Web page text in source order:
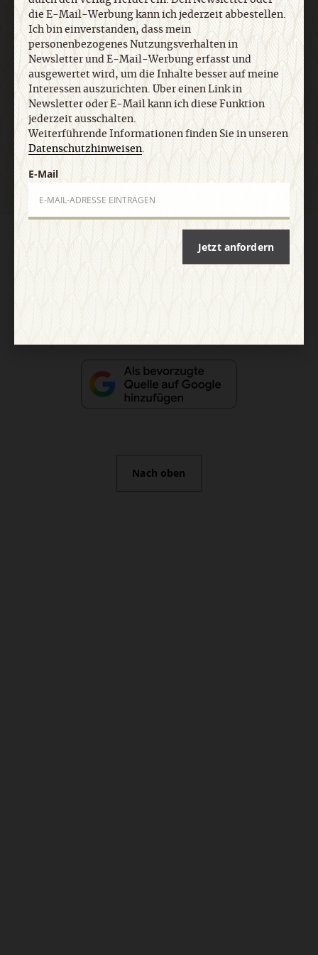
Datenschutzhinweisen.
E-Mail
Jetzt anmelden
Datenschutz
Barrierefreiheit
Nach oben
die E-Mail-Werbung kann ich jederzeit abbestellen.
Ich bin einverstanden, dass mein
personenbezogenes Nutzungsverhalten in
Newsletter und E-Mail-Werbung erfasst und
ausgewertet wird, um die Inhalte besser auf meine
Interessen auszurichten. Über einen Link in
Newsletter oder E-Mail kann ich diese Funktion
jederzeit ausschalten.
Weiterführende Informationen finden Sie in unseren
Datenschutzhinweisen.
E-Mail
Jetzt anfordern